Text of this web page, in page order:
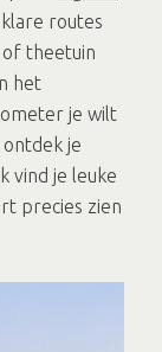
routes
of theetuin
het
je wilt
je
vind je leuke
precies zien